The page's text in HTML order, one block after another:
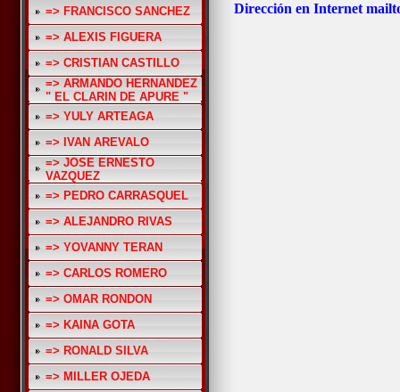
=> FRANCISCO SANCHEZ
=> ALEXIS FIGUERA
=> CRISTIAN CASTILLO
=> ARMANDO HERNANDEZ
" EL CLARIN DE APURE "
=> YULY ARTEAGA
=> IVAN AREVALO
=> JOSE ERNESTO
VAZQUEZ
=> PEDRO CARRASQUEL
=> ALEJANDRO RIVAS
=> YOVANNY TERAN
=> CARLOS ROMERO
=> OMAR RONDON
=> KAINA GOTA
=> RONALD SILVA
=> MILLER OJEDA
Dirección en Internet